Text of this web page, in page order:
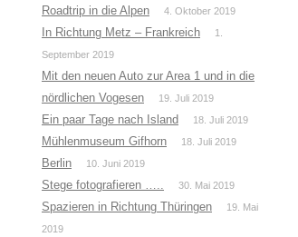
Roadtrip in die Alpen 4. Oktober 2019
In Richtung Metz – Frankreich
1.
September 2019
Mit den neuen Auto zur Area 1 und in die
nördlichen Vogesen
19. Juli 2019
Ein paar Tage nach Island 18. Juli 2019
Mühlenmuseum Gifhorn 18. Juli 2019
Berlin 10. Juni 2019
Stege fotografieren ….. 30. Mai 2019
Spazieren in Richtung Thüringen
19. Mai
2019